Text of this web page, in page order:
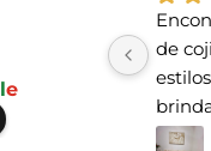
le
de
te